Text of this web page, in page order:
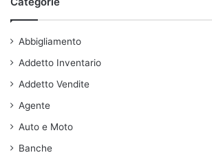
Abbigliamento
Addetto Inventario
Addetto Vendite
Agente
Auto e Moto
Banche